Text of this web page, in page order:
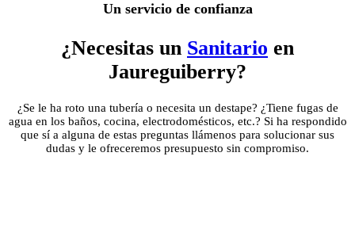
Un servicio de confianza
¿Necesitas un Sanitario en
Jaureguiberry?
¿Se le ha roto una tubería o necesita un destape? ¿Tiene fugas de
agua en los baños, cocina, electrodomésticos, etc.? Si ha respondido
que sí a alguna de estas preguntas llámenos para solucionar sus
dudas y le ofreceremos presupuesto sin compromiso.